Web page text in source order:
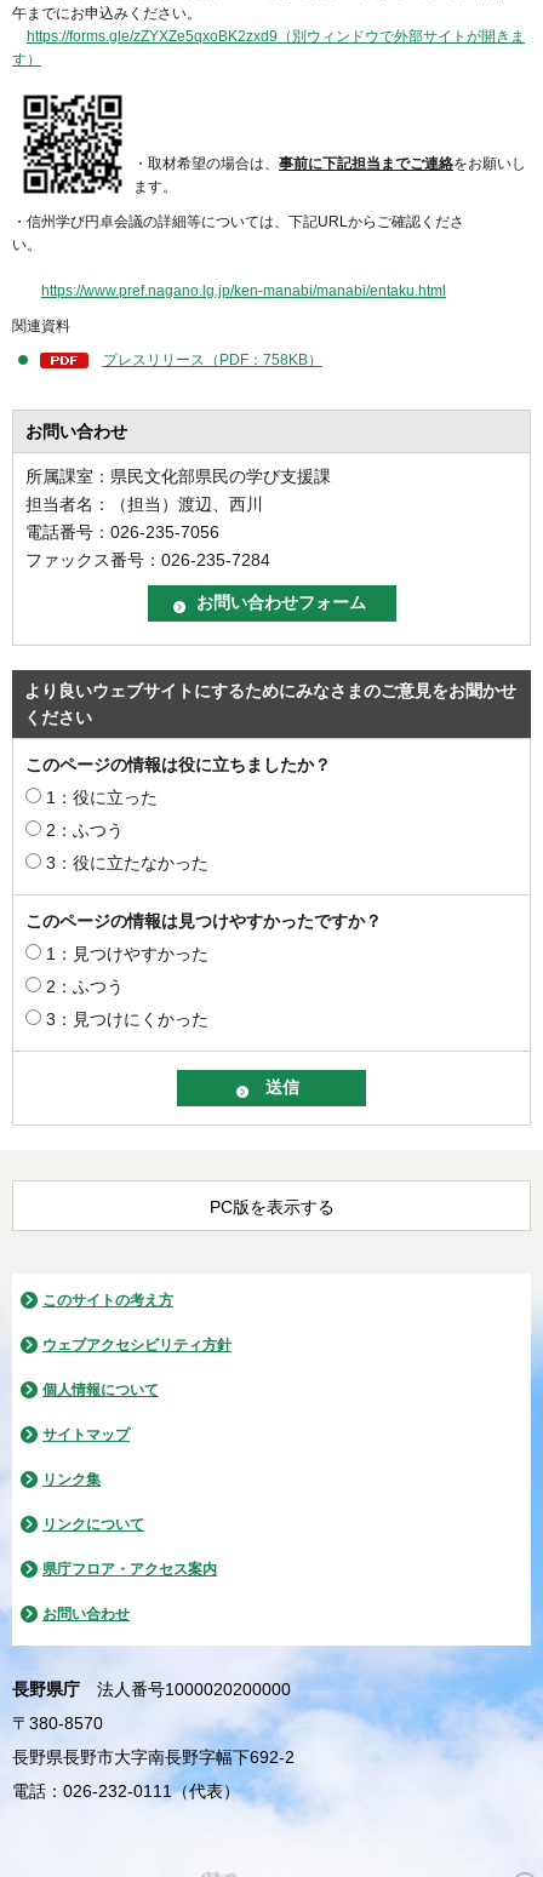
午までにお申込みください。
https://forms.gle/zZYXZe5qxoBK2zxd9（別ウィンドウで外部サイトが開きま
す）
・取材希望の場合は、 事前に下記担当までご連絡をお願いし
ます。
・信州学び円卓会議の詳細等については、下記URLからご確認くださ
い。
https://www.pref.nagano.lg.jp/ken-manabi/manabi/entaku.html
関連資料
プレスリリース（PDF：758KB）
お問い合わせ
所属課室：県民文化部県民の学び支援課
担当者名：（担当）渡辺、西川
電話番号：026-235-7056
ファックス番号：026-235-7284
より良いウェブサイトにするためにみなさまのご意見をお聞かせ
ください
このページの情報は役に立ちましたか？
1：役に立った
2：ふつう
3：役に立たなかった
このページの情報は見つけやすかったですか？
1：見つけやすかった
2：ふつう
3：見つけにくかった
PC版を表示する
このサイトの考え方
ウェブアクセシビリティ方針
個人情報について
サイトマップ
リンク集
リンクについて
県庁フロア・アクセス案内
お問い合わせ
長野県庁
法人番号1000020200000
〒380-8570
長野県長野市大字南長野字幅下692-2
電話：026-232-0111（代表）